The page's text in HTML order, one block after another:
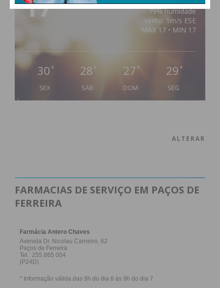
17
79% humidade
vento: 1m/s ESE
MAX 17 • MIN 17
30 °
SEX
28 °
SÁB
27 °
DOM
29 °
SEG
ALTERAR
FARMACIAS DE SERVIÇO EM PAÇOS DE
FERREIRA